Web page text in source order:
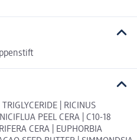
| RICINUS
PEEL CERA | C10-18
CERA | EUPHORBIA